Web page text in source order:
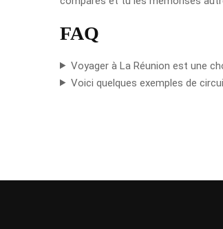
FAQ
Voyager à La Réunion est une
Voici quelques exemples de